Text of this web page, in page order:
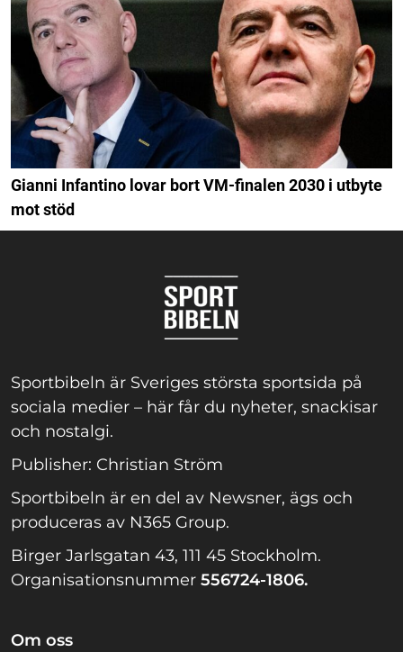
Gianni Infantino lovar bort VM-finalen 2030 i utbyte
mot stöd
Sportbibeln är Sveriges största sportsida på
sociala medier – här får du nyheter, snackisar
och nostalgi.
Publisher: Christian Ström
Sportbibeln är en del av Newsner, ägs och
produceras av N365 Group.
Birger Jarlsgatan 43, 111 45 Stockholm.
Organisationsnummer 556724-1806.
Om oss